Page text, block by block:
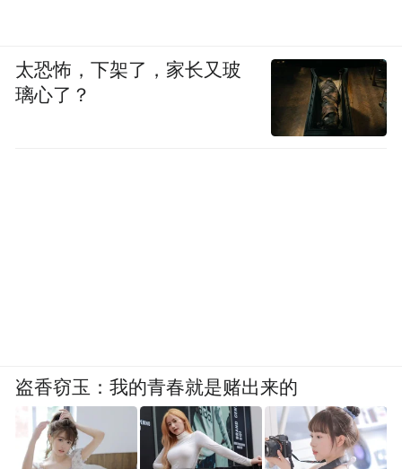
太恐怖，下架了，家长又玻
璃心了？
盗香窃玉：我的青春就是赌出来的